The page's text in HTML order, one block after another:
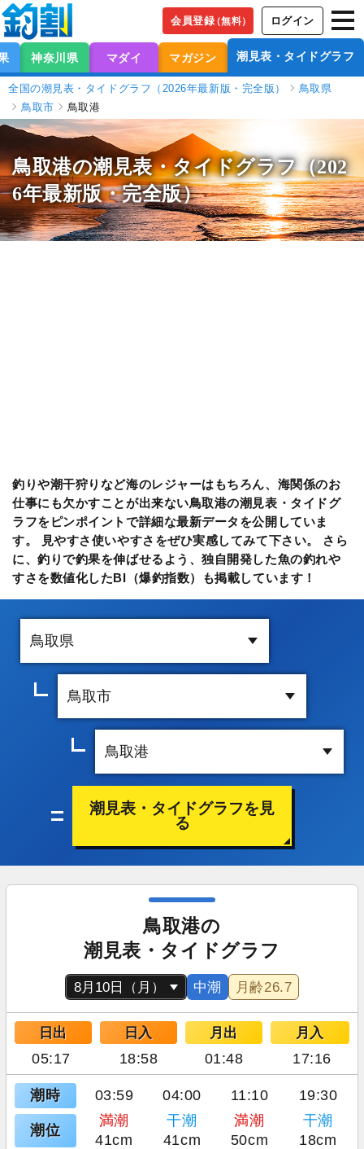
会員登録（無料） ログイン
神奈川県 マダイ マガジン 潮見表・タイドグラフ
全国の潮見表・タイドグラフ（2026年最新版・完全版）
鳥取県
鳥取市
鳥取港
鳥取港の潮見表・タイドグラフ（202
6年最新版・完全版）
釣りや潮干狩りなど海のレジャーはもちろん、海関係のお
仕事にも欠かすことが出来ない鳥取港の潮見表・タイドグ
ラフをピンポイントで詳細な最新データを公開していま
す。 見やすさ使いやすさをぜひ実感してみて下さい。 さら
に、釣りで釣果を伸ばせるよう、独自開発した魚の釣れや
すさを数値化したBI（爆釣指数）も掲載しています！
潮見表・タイドグラフを見
る
鳥取港の
潮見表・タイドグラフ
中潮 月齢26.7
日出 日入 月出 月入
05:17 18:58 01:48 17:16
潮時 03:59 04:00 11:10 19:30
潮位
満潮 干潮 満潮
干潮
41cm
41cm 50cm 18cm